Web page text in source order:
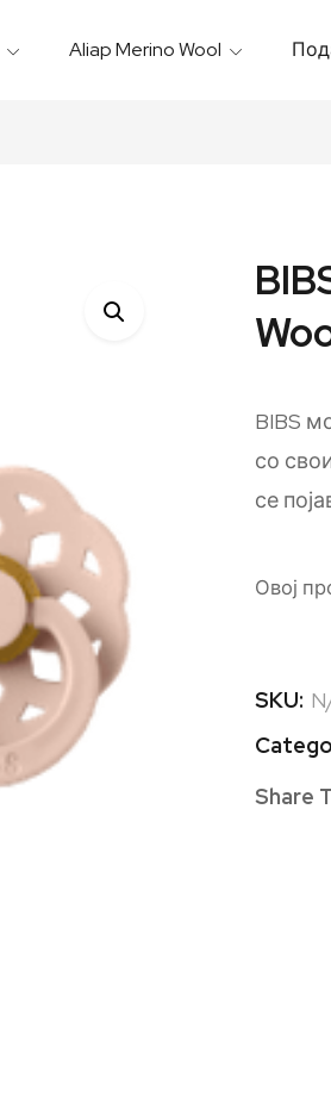
Aliap Merino Wool
BIBS
со
се
Овој
SKU:
Share